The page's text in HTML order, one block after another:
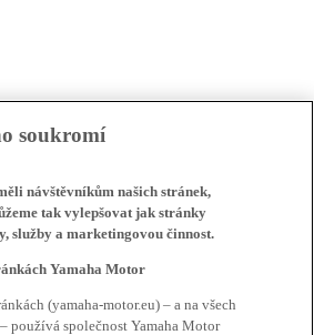
soukromí
návštěvníkům našich stránek,
tak vylepšovat jak stránky
služby a marketingovou činnost.
Yamaha Motor
(yamaha-motor.eu) – a na všech
používá společnost Yamaha Motor